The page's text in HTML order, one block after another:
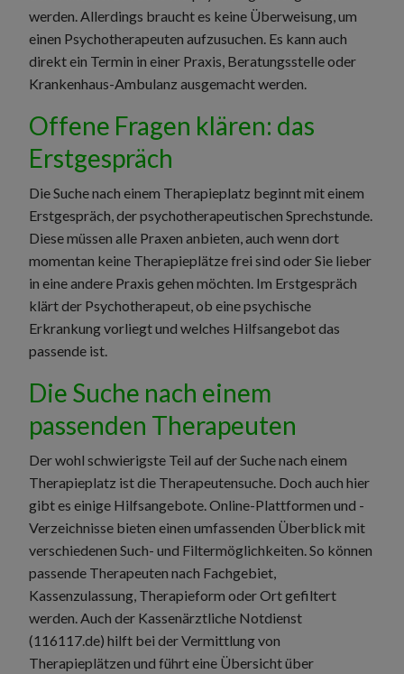
werden. Allerdings braucht es keine Überweisung, um
einen Psychotherapeuten aufzusuchen. Es kann auch
direkt ein Termin in einer Praxis, Beratungsstelle oder
Krankenhaus-Ambulanz ausgemacht werden.
Offene Fragen klären: das
Erstgespräch
Die Suche nach einem Therapieplatz beginnt mit einem
Erstgespräch, der psychotherapeutischen Sprechstunde.
Diese müssen alle Praxen anbieten, auch wenn dort
momentan keine Therapieplätze frei sind oder Sie lieber
in eine andere Praxis gehen möchten. Im Erstgespräch
klärt der Psychotherapeut, ob eine psychische
Erkrankung vorliegt und welches Hilfsangebot das
passende ist.
Die Suche nach einem
passenden Therapeuten
Der wohl schwierigste Teil auf der Suche nach einem
Therapieplatz ist die Therapeutensuche. Doch auch hier
gibt es einige Hilfsangebote. Online-Plattformen und -
Verzeichnisse bieten einen umfassenden Überblick mit
verschiedenen Such- und Filtermöglichkeiten. So können
passende Therapeuten nach Fachgebiet,
Kassenzulassung, Therapieform oder Ort gefiltert
werden. Auch der Kassenärztliche Notdienst
(116117.de) hilft bei der Vermittlung von
Therapieplätzen und führt eine Übersicht über